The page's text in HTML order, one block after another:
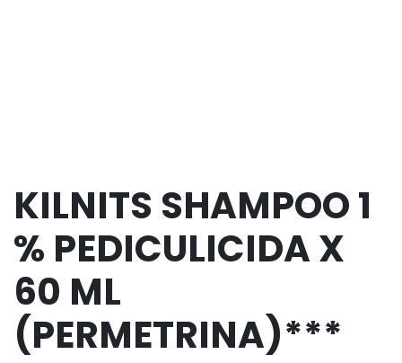
KILNITS SHAMPOO 1
% PEDICULICIDA X
60 ML
(PERMETRINA)***